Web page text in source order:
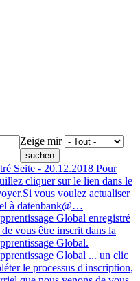
Zeige mir
Seite - 20.12.2018 Pour
cliquer sur le lien dans le
vous voulez actualiser
à datenbank@…
Global enregistré
vous être inscrit dans la
Global.
Global ... un clic
le processus d'inscription,